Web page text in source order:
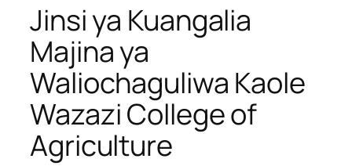
Jinsi ya Kuangalia
Majina ya
Waliochaguliwa Kaole
Wazazi College of
Agriculture